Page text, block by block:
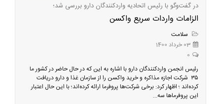
در گفت‌و‌گو با رئیس اتحادیه واردکنندگان دارو بررسی شد؛
الزامات واردات سریع واکسن
سلامت
03 خرداد 1400
0
رئیس انجمن واردکنندگان دارو با اشاره به این که در حال حاضر در کشور ما
۳۵ شرکت اجازه مذاکره و خرید واکسن را از سازمان غذا و دارو دریافت
کرده‌اند ؛ اظهار کرد: برخی شرکت‌ها پروفرما ارائه کرده‌اند؛ با این حال اعتبار
این پروفرماها سه...